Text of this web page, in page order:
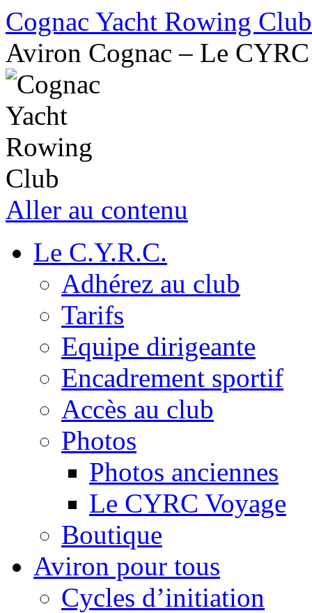
Cognac Yacht Rowing Club
Aviron Cognac – Le CYRC
Aller au contenu
Le C.Y.R.C.
Adhérez au club
Tarifs
Equipe dirigeante
Encadrement sportif
Accès au club
Photos
Photos anciennes
Le CYRC Voyage
Boutique
Aviron pour tous
Cycles d’initiation